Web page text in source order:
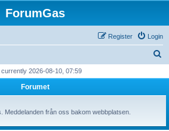
ForumGas
Login
Register
r
h
currently 2026-08-10, 07:59
Forumet
Meddelanden från oss bakom webbplatsen.